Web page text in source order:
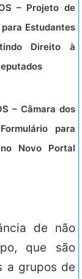
– Projeto de
Estudantes
Direito à
– Câmara dos
para
Novo Portal
de não
que são
a grupos de